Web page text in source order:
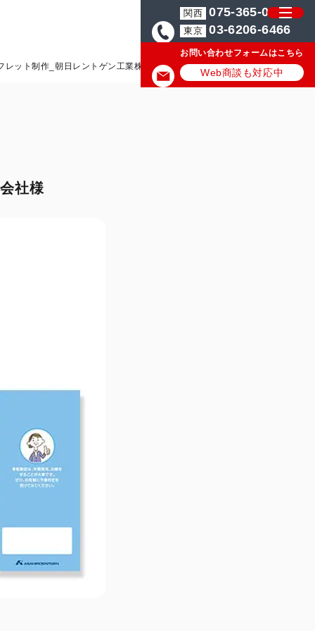
関西 075-365-0571
東京 03-6206-6466
お問い合わせフォームはこちら
Web商談も対応中
ット制作_朝日レントゲン工業株式会社様
社様